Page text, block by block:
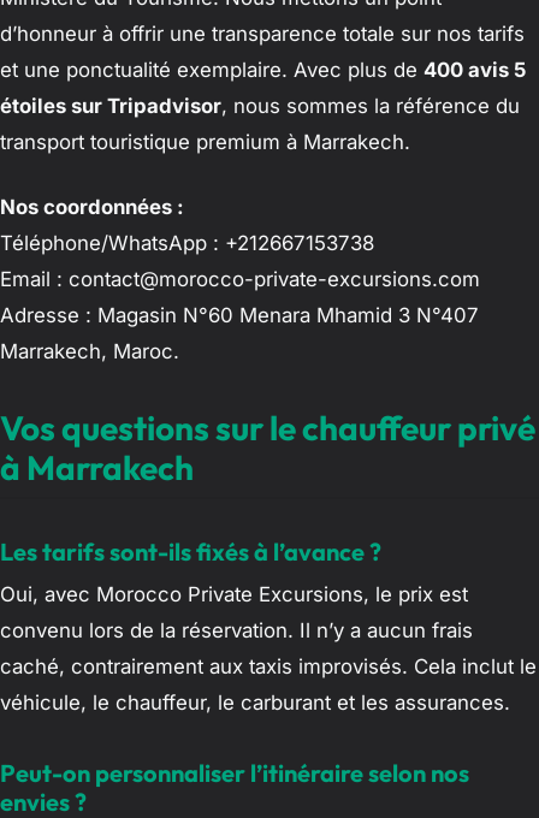
d’honneur à offrir une transparence totale sur nos tarifs
et une ponctualité exemplaire. Avec plus de 400 avis 5
étoiles sur Tripadvisor, nous sommes la référence du
transport touristique premium à Marrakech.
Nos coordonnées :
Téléphone/WhatsApp : +212667153738
Email : contact@morocco-private-excursions.com
Adresse : Magasin N°60 Menara Mhamid 3 N°407
Marrakech, Maroc.
Vos questions sur le chauffeur privé
à Marrakech
Les tarifs sont-ils fixés à l’avance ?
Oui, avec Morocco Private Excursions, le prix est
convenu lors de la réservation. Il n’y a aucun frais
caché, contrairement aux taxis improvisés. Cela inclut le
véhicule, le chauffeur, le carburant et les assurances.
Peut-on personnaliser l’itinéraire selon nos
envies ?